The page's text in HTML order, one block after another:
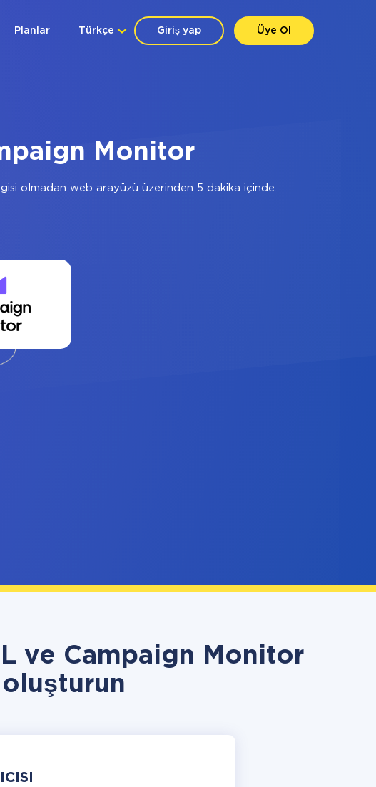
Giriş yap Üye Ol
Türkçe
Planlar
Monitor
olmadan web arayüzü üzerinden 5 dakika içinde.
ve Campaign Monitor